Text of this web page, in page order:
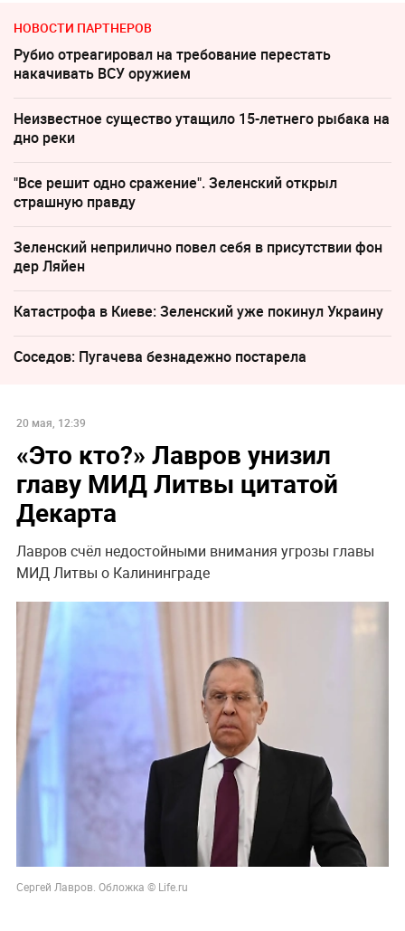
НОВОСТИ ПАРТНЕРОВ
Рубио отреагировал на требование перестать
накачивать ВСУ оружием
Неизвестное существо утащило 15-летнего рыбака на
дно реки
"Все решит одно сражение". Зеленский открыл
страшную правду
Зеленский неприлично повел cебя в присутствии фон
дер Ляйен
Катастрофа в Киеве: Зеленский уже покинул Украину
Соседов: Пугачева безнадежно постарела
20 мая, 12:39
«Это кто?» Лавров унизил
главу МИД Литвы цитатой
Декарта
Лавров счёл недостойными внимания угрозы главы
МИД Литвы о Калининграде
Сергей Лавров. Обложка © Life.ru